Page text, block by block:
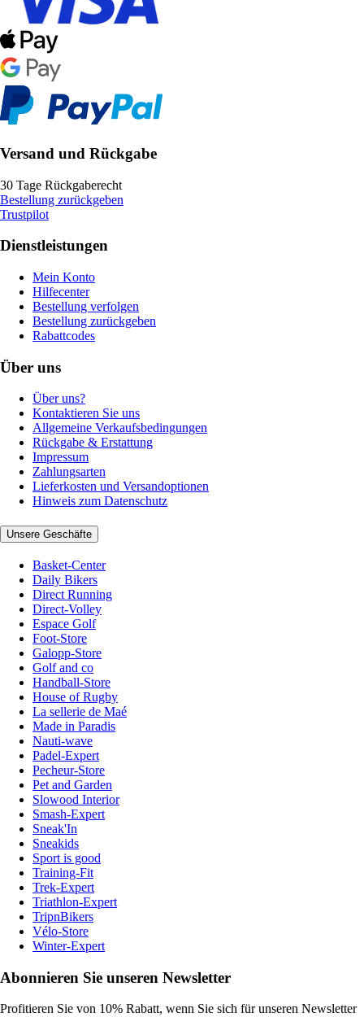
Versand und Rückgabe
30 Tage Rückgaberecht
Bestellung zurückgeben
Trustpilot
Dienstleistungen
Mein Konto
Hilfecenter
Bestellung verfolgen
Bestellung zurückgeben
Rabattcodes
Über uns
Über uns?
Kontaktieren Sie uns
Allgemeine Verkaufsbedingungen
Rückgabe & Erstattung
Impressum
Zahlungsarten
Lieferkosten und Versandoptionen
Hinweis zum Datenschutz
Unsere Geschäfte
Basket-Center
Daily Bikers
Direct Running
Direct-Volley
Espace Golf
Foot-Store
Galopp-Store
Golf and co
Handball-Store
House of Rugby
La sellerie de Maé
Made in Paradis
Nauti-wave
Padel-Expert
Pecheur-Store
Pet and Garden
Slowood Interior
Smash-Expert
Sneak'In
Sneakids
Sport is good
Training-Fit
Trek-Expert
Triathlon-Expert
TripnBikers
Vélo-Store
Winter-Expert
Abonnieren Sie unseren Newsletter
Profitieren Sie von 10% Rabatt, wenn Sie sich für unseren Newsletter